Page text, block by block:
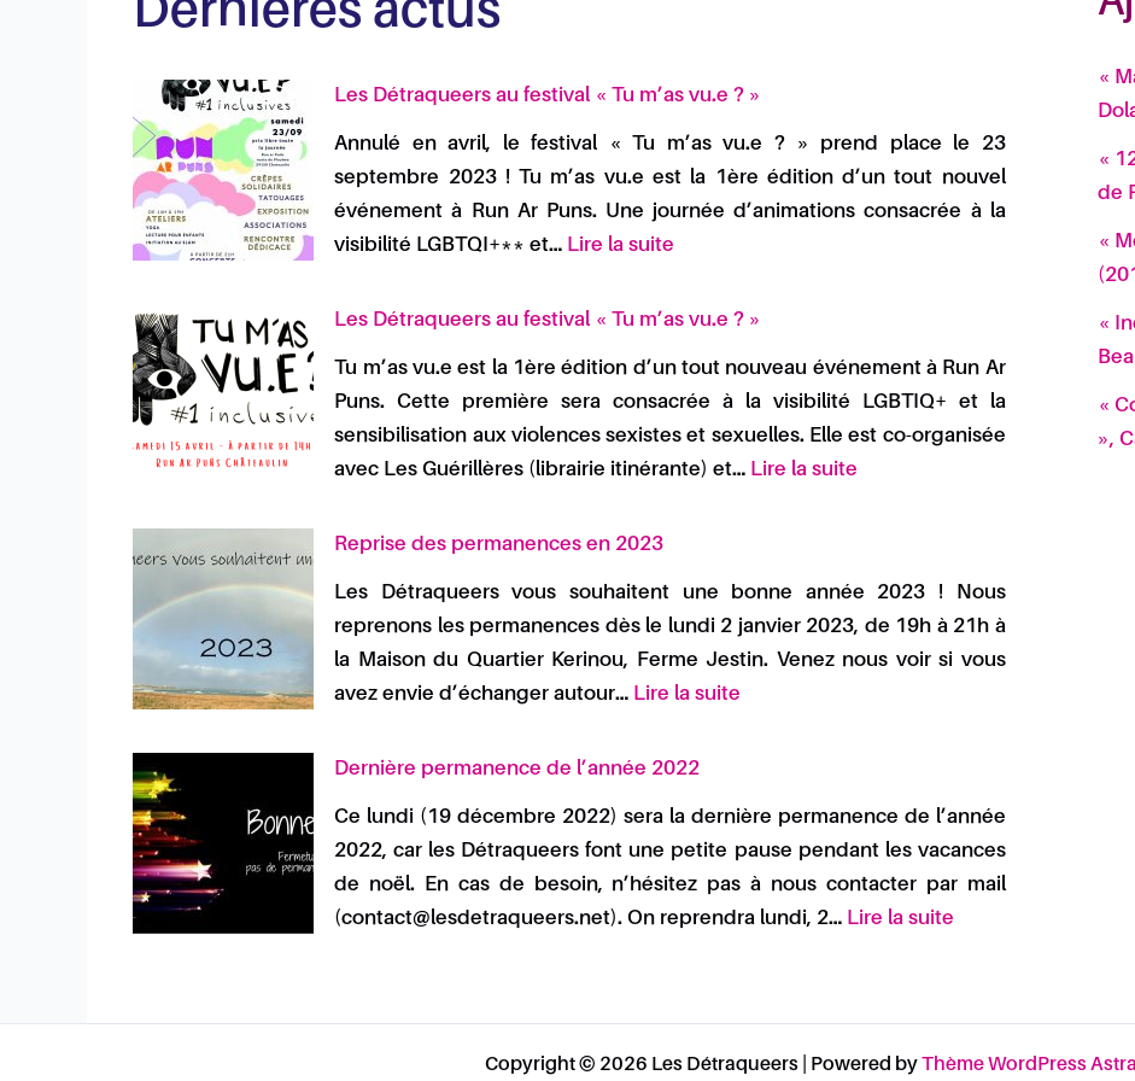
Dernières actus
Les Détraqueers au festival « Tu m’as vu.e ? »
Annulé en avril, le festival « Tu m’as vu.e ? » prend place le 23
septembre 2023 ! Tu m’as vu.e est la 1ère édition d’un tout nouvel
événement à Run Ar Puns. Une journée d’animations consacrée à la
visibilité LGBTQI+** et… Lire la suite
.
e
?
Les Détraqueers au festival « Tu m’as vu.e ? »
Tu m’as vu.e est la 1ère édition d’un tout nouveau événement à Run Ar
Puns. Cette première sera consacrée à la visibilité LGBTIQ+ et la
sensibilisation aux violences sexistes et sexuelles. Elle est co-organisée
avec Les Guérillères (librairie itinérante) et… Lire la suite
e
?
»
Reprise des permanences en 2023
Les Détraqueers vous souhaitent une bonne année 2023 ! Nous
reprenons les permanences dès le lundi 2 janvier 2023, de 19h à 21h à
la Maison du Quartier Kerinou, Ferme Jestin. Venez nous voir si vous
avez envie d’échanger autour… Lire la suite
Dernière permanence de l’année 2022
Ce lundi (19 décembre 2022) sera la dernière permanence de l’année
2022, car les Détraqueers font une petite pause pendant les vacances
de noël. En cas de besoin, n’hésitez pas à nous contacter par mail
(contact@lesdetraqueers.net). On reprendra lundi, 2… Lire la suite
«
«
de
«
«
«
»,
Copyright © 2026 Les Détraqueers | Powered byThème WordPress Astra